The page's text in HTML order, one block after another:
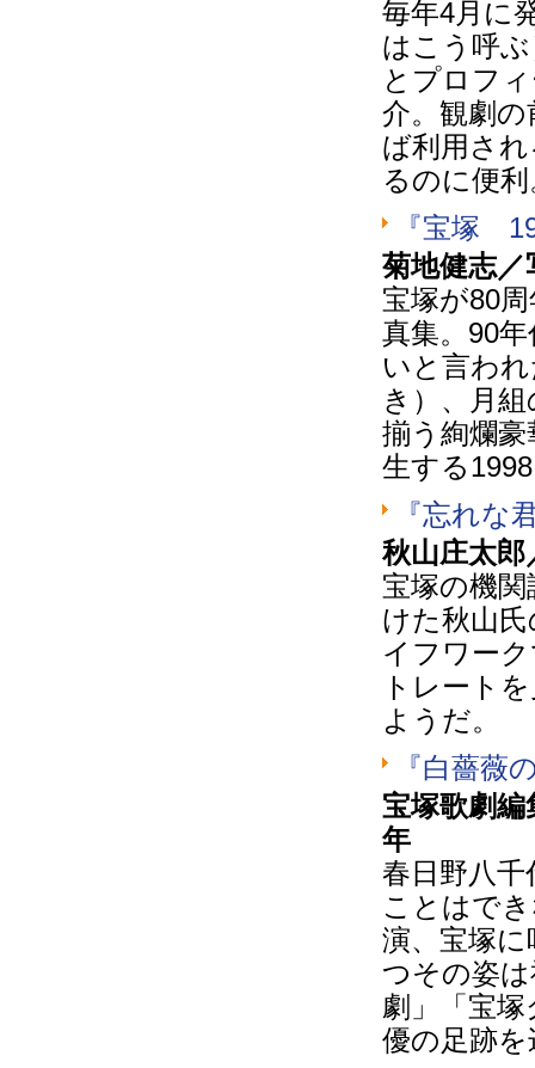
毎年4月に
はこう呼
とプロフ
介。観劇
ば利用さ
るのに便利
『宝塚
菊地健志
宝塚が80
真集。90
いと言わ
き）、月
揃う絢爛
生する
『忘れな
秋山庄太
宝塚の機
けた秋山
イフワー
トレート
ようだ。
『白薔
宝塚歌劇
年
春日野八
ことはで
演、宝塚
つその姿
劇」「宝
優の足跡